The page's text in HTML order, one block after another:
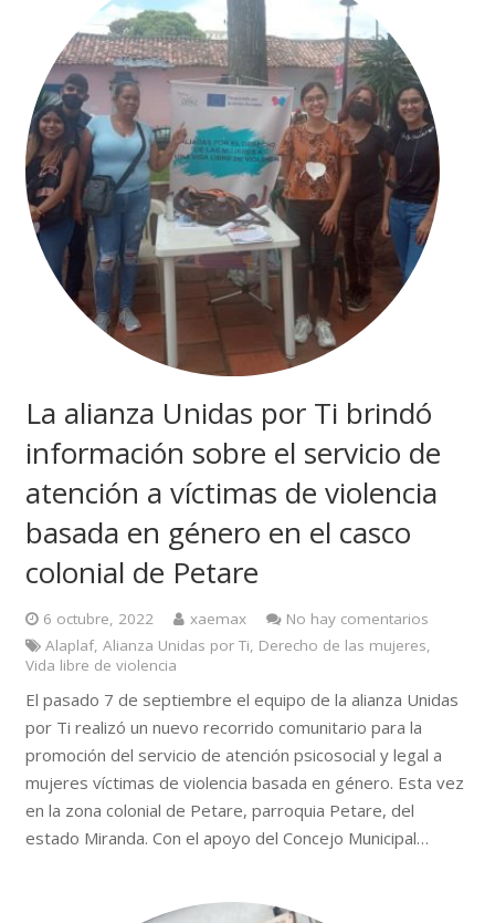
La alianza Unidas por Ti brindó
información sobre el servicio de
atención a víctimas de violencia
basada en género en el casco
colonial de Petare
6 octubre, 2022 xaemax
No hay comentarios
Alaplaf, Alianza Unidas por Ti Derecho de las mujeres
Vida libre de violencia
El pasado 7 de septiembre el equipo de la alianza Unidas
por Ti realizó un nuevo recorrido comunitario para la
promoción del servicio de atención psicosocial y legal a
mujeres víctimas de violencia basada en género. Esta vez
en la zona colonial de Petare, parroquia Petare, del
estado Miranda. Con el apoyo del Concejo Municipal…